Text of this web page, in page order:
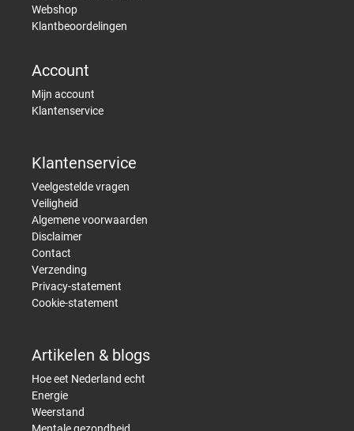
Webshop
Klantbeoordelingen
Account
Mijn account
Klantenservice
Klantenservice
Veelgestelde vragen
Veiligheid
Algemene voorwaarden
Disclaimer
Contact
Verzending
Privacy-statement
Cookie-statement
Artikelen & blogs
Hoe eet Nederland echt
Energie
Weerstand